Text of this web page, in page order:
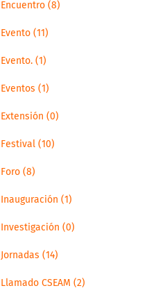
Encuentro (8)
Evento (11)
Evento. (1)
Eventos (1)
Extensión (0)
Festival (10)
Foro (8)
Inauguración (1)
Investigación (0)
Jornadas (14)
Llamado CSEAM (2)